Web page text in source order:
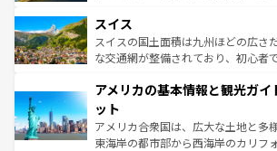
を参照してほしい。
は、お酒好きな人にはぜひ体験してほしい。 な
ドイツ情報はコンテンツ一覧を参照
リアごとに異なる魅力がある。また
ティー、ビール好きにはたまらない
戦など、本場だからこそできる体験
ンツ一覧を参照してほしい。
スイス
スイスの国土面積は九州ほどの広さ
な交通網が整備されており、初心者
の建物がそのまま残る町や、スイス
博物館もあり、アルプス観光だけで
ことができる。国民の所得が高いた
者向けの交通パス提供のサービスも
アメリカの基本情報と観光ガイ
ット
アメリカ合衆国は、広大な土地と多
東海岸の都市部から西海岸のカリフ